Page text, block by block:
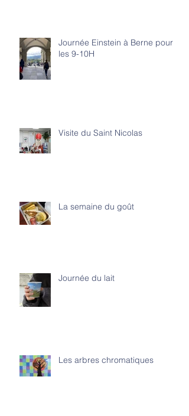
Journée Einstein à Berne pour
les 9-10H
Visite du Saint Nicolas
La semaine du goût
Journée du lait
Les arbres chromatiques